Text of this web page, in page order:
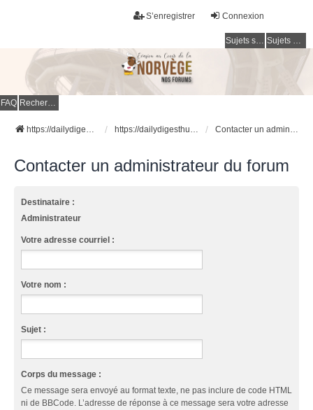
Connexion
S’enregistrer
Sujets sans réponse Sujets actifs
FAQ Rechercher
https://dailydigesthub.com https://dailydigesthub.com Contacter un administrateur du forum
Contacter un administrateur du forum
Destinataire :
Administrateur
Votre adresse courriel :
Votre nom :
Sujet :
Corps du message :
Ce message sera envoyé au format texte, ne pas inclure de code HTML
ni de BBCode. L’adresse de réponse à ce message sera votre adresse